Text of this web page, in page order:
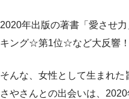
2020年出版の著書「愛させ
キング☆第1位☆など大反響！
そんな、女性として生まれ
さやさんとの出会いは、